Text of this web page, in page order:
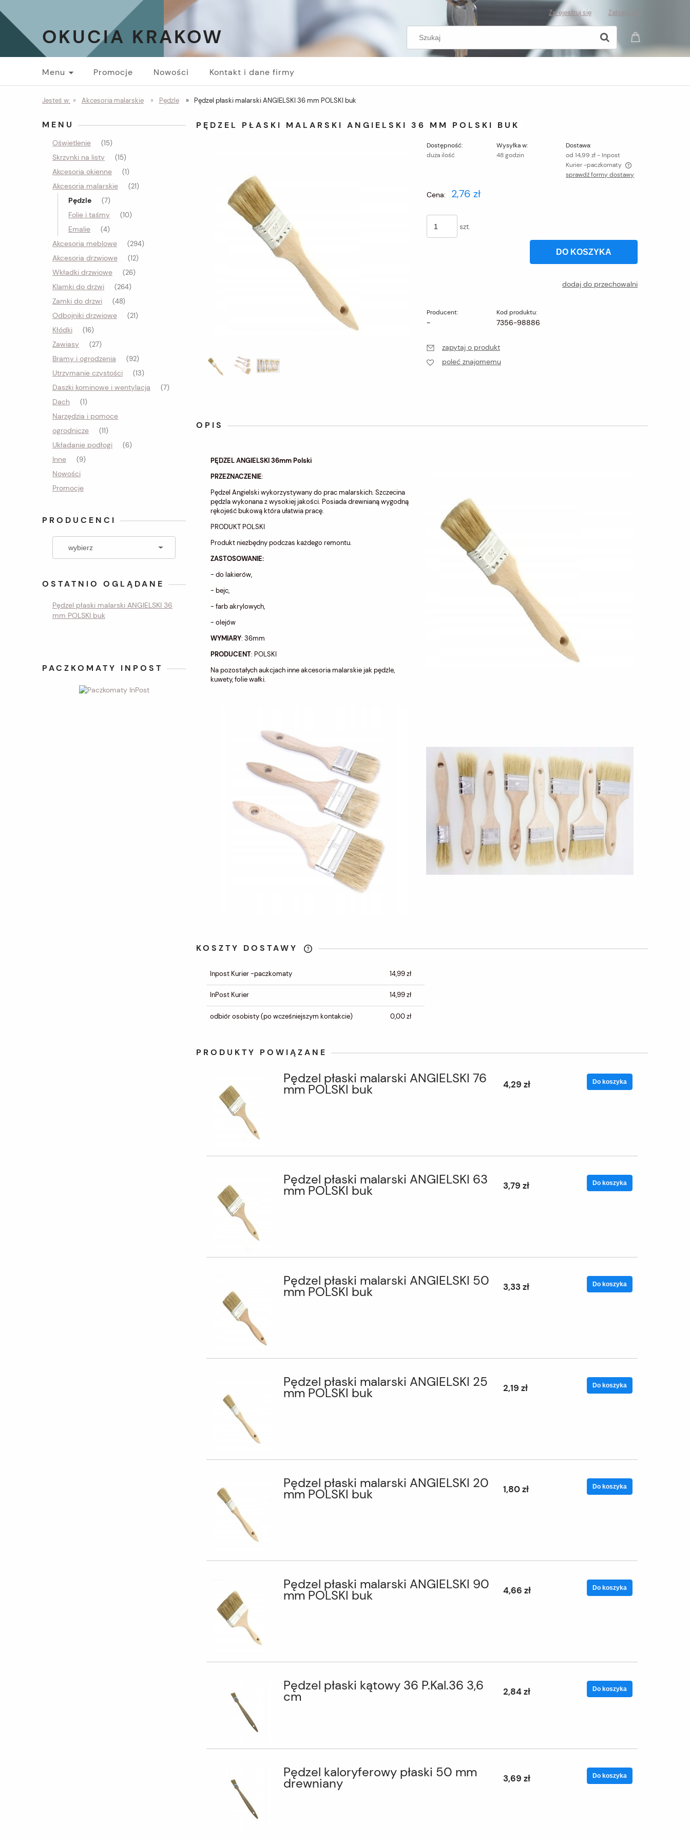
Zarejestruj się Zaloguj się
OKUCIA KRAKOW
Menu Promocje Nowości Kontakt i dane firmy
Jesteś w: » Akcesoria malarskie » Pędzle » Pędzel płaski malarski ANGIELSKI 36 mm POLSKI buk
MENU
Oświetlenie (15)
Skrzynki na listy (15)
Akcesoria okienne (1)
Akcesoria malarskie (21)
Pędzle (7)
Folie i taśmy (10)
Emalie (4)
Akcesoria meblowe (294)
Akcesoria drzwiowe (12)
Wkładki drzwiowe (26)
Klamki do drzwi (264)
Zamki do drzwi (48)
Odbojniki drzwiowe (21)
Kłódki (16)
Zawiasy (27)
Bramy i ogrodzenia (92)
Utrzymanie czystości (13)
Daszki kominowe i wentylacja (7)
Dach (1)
Narzędzia i pomoce
ogrodnicze
(11)
Układanie podłogi (6)
Inne (9)
Nowości
Promocje
PRODUCENCI
OSTATNIO OGLĄDANE
Pędzel płaski malarski ANGIELSKI 36
mm POLSKI buk
PACZKOMATY INPOST
PĘDZEL PŁASKI MALARSKI ANGIELSKI 36 MM POLSKI BUK
Dostępność:
duża ilość
Wysyłka w:
48 godzin
Dostawa:
od 14,99 zł - Inpost
Kurier -paczkomaty
sprawdź formy dostawy
Cena: 2,76 zł
szt.
DO KOSZYKA
dodaj do przechowalni
Producent:
-
Kod produktu:
7356-98886
zapytaj o produkt
poleć znajomemu
OPIS
PĘDZEL ANGIELSKI 36mm Polski
PRZEZNACZENIE:
Pędzel Angielski wykorzystywany do prac malarskich. Szczecina
pędzla wykonana z wysokiej jakości. Posiada drewnianą wygodną
rękojeść bukową która ułatwia pracę.
PRODUKT POLSKI
Produkt niezbędny podczas każdego remontu.
ZASTOSOWANIE:
- do lakierów,
- bejc,
- farb akrylowych,
- olejów
WYMIARY: 36mm
PRODUCENT: POLSKI
Na pozostałych aukcjach inne akcesoria malarskie jak pędzle,
kuwety, folie wałki.
KOSZTY DOSTAWY
CENA NIE ZAWIERA
Inpost Kurier -paczkomaty 14,99 zł
InPost Kurier 14,99 zł
odbiór osobisty(po wcześniejszym kontakcie) 0,00 zł
PRODUKTY POWIĄZANE
Pędzel płaski malarski ANGIELSKI 76
mm POLSKI buk 4,29 zł Do koszyka
Pędzel płaski malarski ANGIELSKI 63
mm POLSKI buk 3,79 zł Do koszyka
Pędzel płaski malarski ANGIELSKI 50
mm POLSKI buk 3,33 zł Do koszyka
Pędzel płaski malarski ANGIELSKI 25
mm POLSKI buk 2,19 zł Do koszyka
Pędzel płaski malarski ANGIELSKI 20
mm POLSKI buk 1,80 zł Do koszyka
Pędzel płaski malarski ANGIELSKI 90
mm POLSKI buk 4,66 zł Do koszyka
Pędzel płaski kątowy 36 P.Kal.36 3,6
cm 2,84 zł Do koszyka
Pędzel kaloryferowy płaski 50 mm
drewniany 3,69 zł Do koszyka